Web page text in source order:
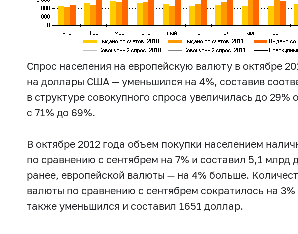
Спрос населения на европейскую валюту в октябре
на доллары США — уменьшился на 4%, составив
в структуре совокупного спроса увеличилась до
с 71% до 69%.
В октябре 2012 года объем покупки населением
по сравнению с сентябрем на 7% и составил 5,1
ранее, европейской валюты — на 4% больше.
валюты по сравнению с сентябрем сократилось на
также уменьшился и составил 1651 доллар.